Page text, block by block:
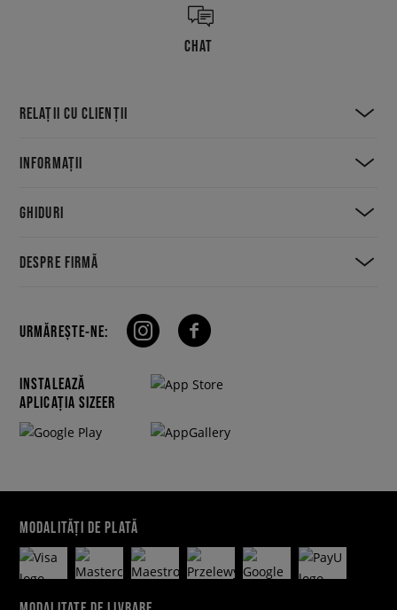
CHAT
RELAȚII CU CLIENȚII
INFORMAȚII
GHIDURI
DESPRE FIRMĂ
URMĂREȘTE-NE:
INSTALEAZĂ
APLICAȚIA SIZEER
MODALITĂȚI DE PLATĂ